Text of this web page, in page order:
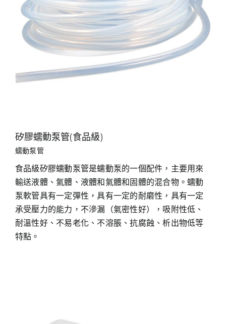
矽膠蠕動泵管(食品級)
蠕動泵管
食品級矽膠蠕動泵管是蠕動泵的一個配件，主要用來
輸送液體、氣體、液體和氣體和固體的混合物。蠕動
泵軟管具有一定彈性，具有一定的耐磨性，具有一定
承受壓力的能力，不滲漏（氣密性好），吸附性低、
耐溫性好、不易老化、不溶脹、抗腐蝕、析出物低等
特點。